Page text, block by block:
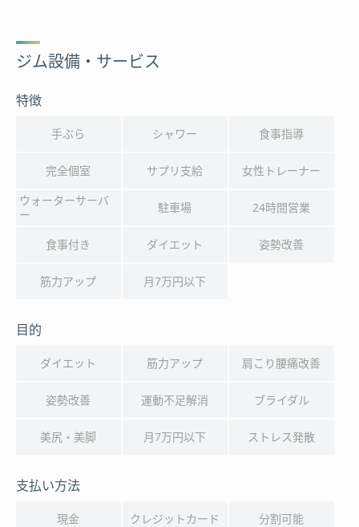
ジム設備・サービス
特徴
手ぶら シャワー 食事指導
完全個室 サプリ支給
女性トレーナー
ウォーターサーバ
ー
駐車場 24時間営業
食事付き ダイエット 姿勢改善
筋力アップ 月7万円以下
目的
ダイエット 筋力アップ 肩こり腰痛改善
姿勢改善 運動不足解消 ブライダル
美尻・美脚 月7万円以下 ストレス発散
支払い方法
現金 クレジットカード 分割可能